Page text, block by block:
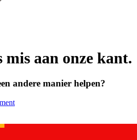
mis aan onze kant.
andere manier helpen?